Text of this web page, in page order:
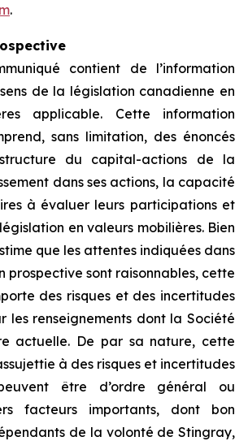
.
contient de l’information
de la législation canadienne en
applicable. Cette information
sans limitation, des énoncés
du capital-actions de la
dans ses actions, la capacité
à évaluer leurs participations et
en valeurs mobilières. Bien
que les attentes indiquées dans
prospective sont raisonnables, cette
des risques et des incertitudes
les renseignements dont la Société
actuelle. De par sa nature, cette
à des risques et incertitudes
être d’ordre général ou
facteurs importants, dont bon
de la volonté de Stingray,